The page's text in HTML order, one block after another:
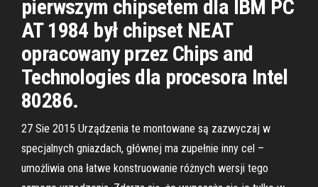
pierwszym chipsetem dla IBM PC
AT 1984 był chipset NEAT
opracowany przez Chips and
Technologies dla procesora Intel
80286.
27 Sie 2015 Urządzenia te montowane są zazwyczaj w
specjalnych gniazdach, głównej ma zupełnie inny cel –
umożliwia ona łatwe konstruowanie różnych wersji tego